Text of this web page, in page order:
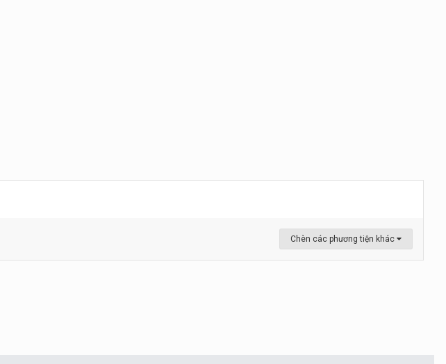
Chèn các phương tiện khác